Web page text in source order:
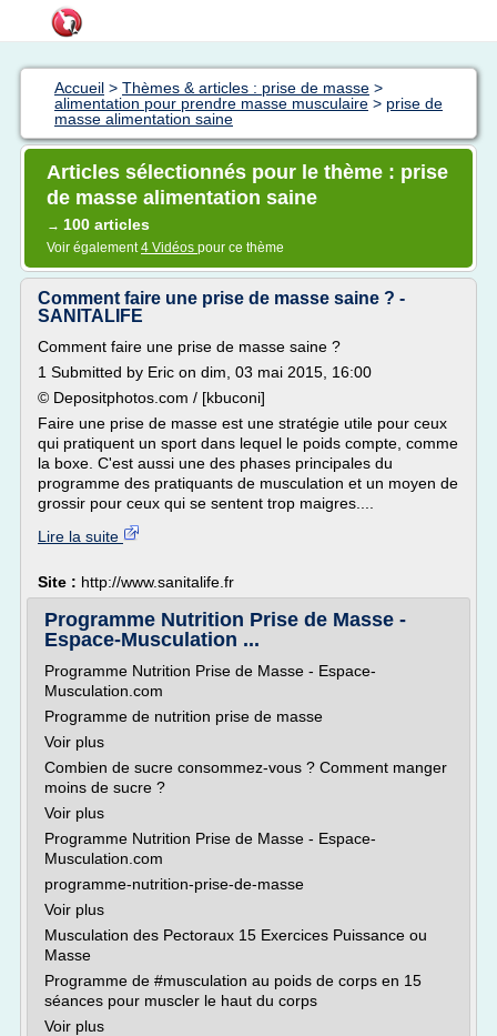
Accueil > Thèmes & articles : prise de masse >
alimentation pour prendre masse musculaire > prise de
masse alimentation saine
Articles sélectionnés pour le thème : prise
de masse alimentation saine
→ 100 articles
Voir également4 Vidéos pour ce thème
Comment faire une prise de masse saine ? -
SANITALIFE
Comment faire une prise de masse saine ?
1 Submitted by Eric on dim, 03 mai 2015, 16:00
© Depositphotos.com / [kbuconi]
Faire une prise de masse est une stratégie utile pour ceux
qui pratiquent un sport dans lequel le poids compte, comme
la boxe. C'est aussi une des phases principales du
programme des pratiquants de musculation et un moyen de
grossir pour ceux qui se sentent trop maigres....
Lire la suite
Site : http://www.sanitalife.fr
Programme Nutrition Prise de Masse -
Espace-Musculation ...
Programme Nutrition Prise de Masse - Espace-
Musculation.com
Programme de nutrition prise de masse
Voir plus
Combien de sucre consommez-vous ? Comment manger
moins de sucre ?
Voir plus
Programme Nutrition Prise de Masse - Espace-
Musculation.com
programme-nutrition-prise-de-masse
Voir plus
Musculation des Pectoraux 15 Exercices Puissance ou
Masse
Programme de #musculation au poids de corps en 15
séances pour muscler le haut du corps
Voir plus